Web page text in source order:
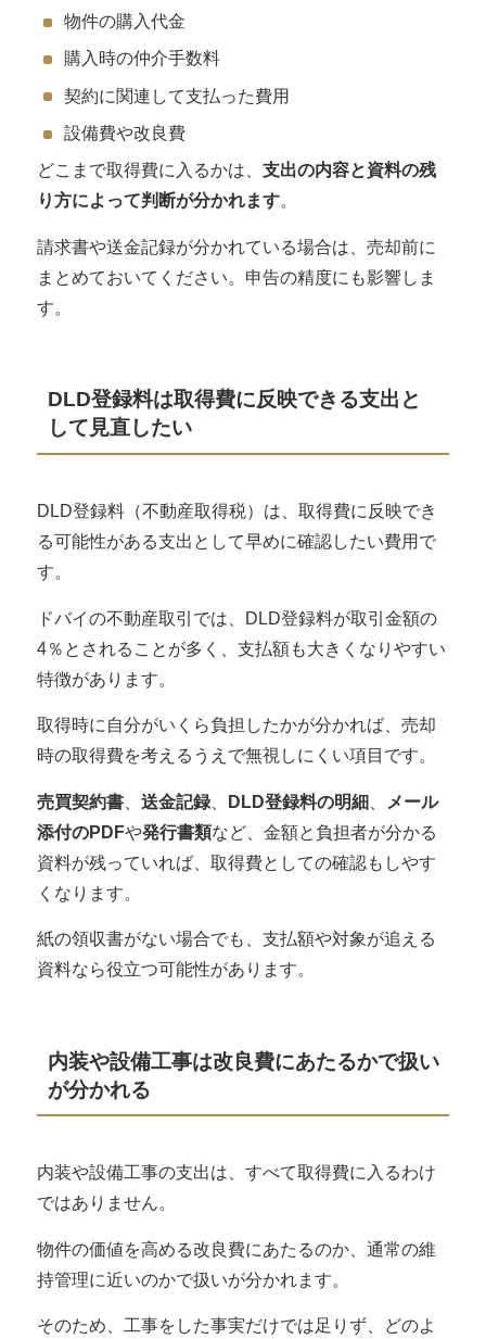
物件の購入代金
購入時の仲介手数料
契約に関連して支払った費用
設備費や改良費
どこまで取得費に入るかは、 支出の内容と資料の残
り方によって判断が分かれます。
請求書や送金記録が分かれている場合は、売却前に
まとめておいてください。申告の精度にも影響しま
す。
DLD登録料は取得費に反映できる支出と
して見直したい
DLD登録料（不動産取得税）は、取得費に反映でき
る可能性がある支出として早めに確認したい費用で
す。
ドバイの不動産取引では、
DLD登録料が取引金額の
4％とされることが多く
、支払額も大きくなりやすい
特徴があります。
取得時に自分がいくら負担したかが分かれば、売却
時の取得費を考えるうえで無視しにくい項目です。
売買契約書、 送金記録、 DLD登録料の明細
メール
添付のPDFや発行書類など、金額と負担者が分かる
資料が残っていれば、取得費としての確認もしやす
くなります。
紙の領収書がない場合でも、支払額や対象が追える
資料なら役立つ可能性があります。
内装や設備工事は改良費にあたるかで扱い
が分かれる
内装や設備工事の支出は、 すべて取得費に入るわけ
ではありません。
物件の価値を高める改良費にあたるのか、通常の維
持管理に近いのかで扱いが分かれます。
そのため、工事をした事実だけでは足りず、どのよ